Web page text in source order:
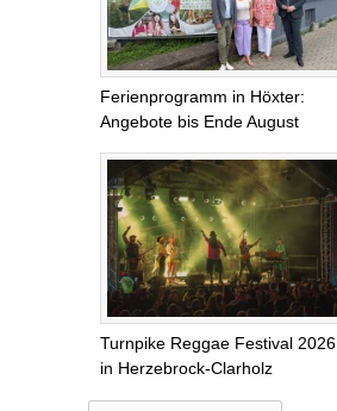
Ferienprogramm in Höxter:
Angebote bis Ende August
Turnpike Reggae Festival 2026
in Herzebrock-Clarholz